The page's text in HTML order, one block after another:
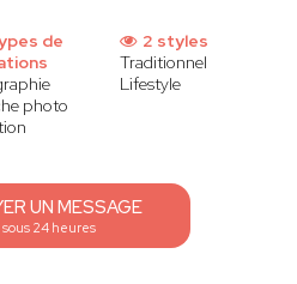
de
photo
2 styles
Traditionnel
Lifestyle
UN MESSAGE
24 heures